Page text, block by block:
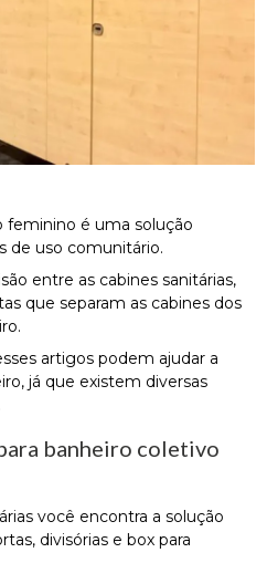
feminino é uma solução
de uso comunitário.
entre as cabines sanitárias,
que separam as cabines dos
artigos podem ajudar a
já que existem diversas
banheiro coletivo
você encontra a solução
divisórias e box para